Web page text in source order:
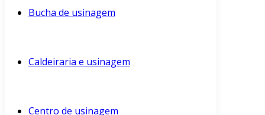
Bucha de usinagem
Caldeiraria e usinagem
Centro de usinagem